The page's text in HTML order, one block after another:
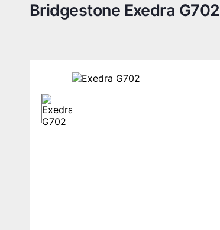
Bridgestone Exedra G702